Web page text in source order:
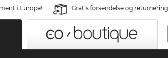
i Europa! Gratis forsendelse og returnering